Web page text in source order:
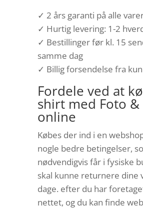
✓ 2 års garanti på alle
✓ Hurtig levering: 1-2
✓ Bestillinger før kl. 15
samme dag
✓ Billig forsendelse fra
Fordele ved at
shirt med Foto &
online
Købes der ind i en
nogle bedre betingelser,
nødvendigvis får i fysiske
skal kunne returnere dine
dage. efter du har
nettet, og du kan finde